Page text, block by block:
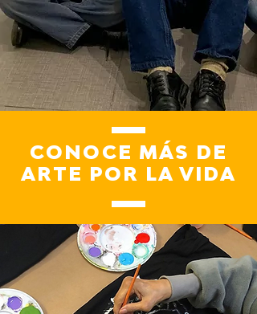
CONOCE MÁS DE
ARTE POR LA VIDA